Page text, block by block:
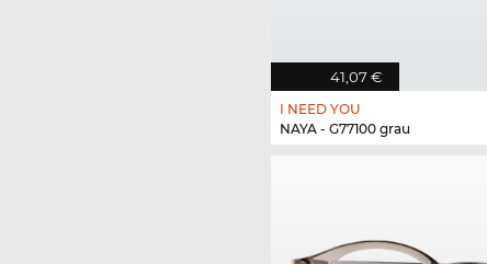
41,07 €
I NEED YOU
NAYA - G77100 grau